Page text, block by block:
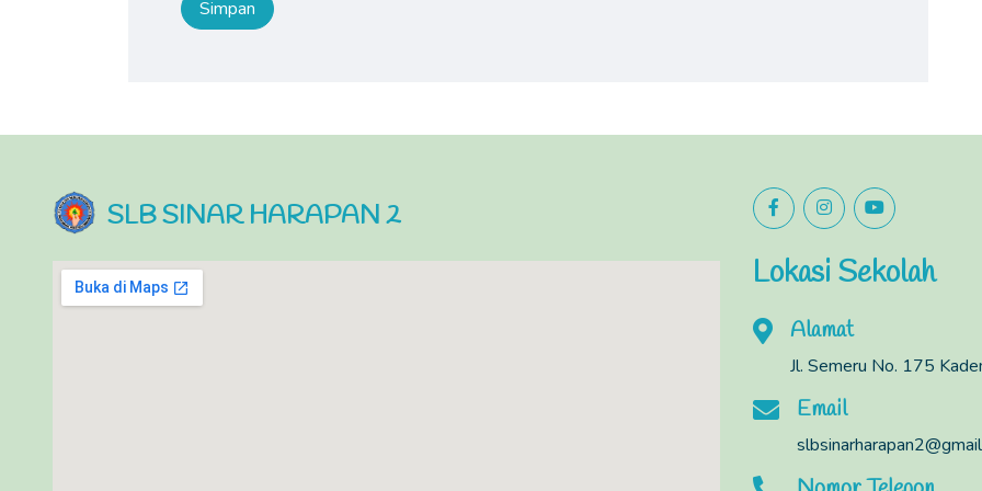
SLB SINAR HARAPAN 2
Lokasi Sekolah
Alamat
Jl. Semeru No. 175
Email